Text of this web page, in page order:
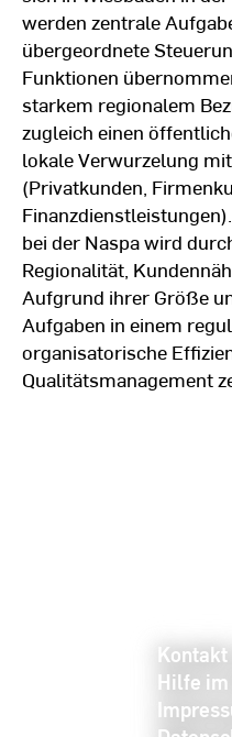
werden zentrale
übergeordnete
Funktionen
starkem regionalem
zugleich einen
lokale Verwurzelung
(Privatkunden,
bei der Naspa wird
Regionalität,
Aufgrund ihrer Größe
Aufgaben in einem
organisatorische
Qualitätsmanagement
Hilfe